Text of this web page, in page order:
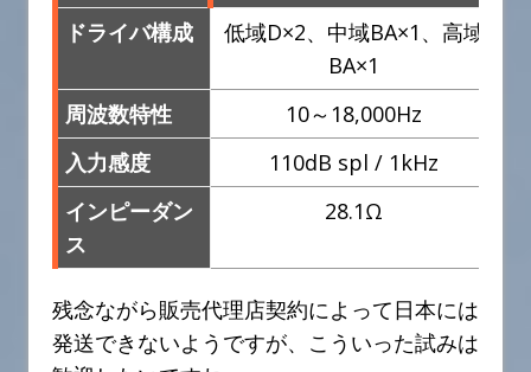
ドライバ構成
低域D×2、中域BA×1、高域
BA×1
周波数特性
10～18,000Hz
入力感度
110dB spl / 1kHz
インピーダン
ス
28.1Ω
残念ながら販売代理店契約によって日本には
発送できないようですが、こういった試みは